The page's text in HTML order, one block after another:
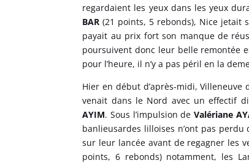
regardaient les yeux dans les yeux
BAR (21 points, 5 rebonds), Nice jetait
payait au prix fort son manque de
poursuivent donc leur belle remontée
pour l’heure, il n’y a pas péril en la
Hier en début d’après-midi, Villeneuve
venait dans le Nord avec un effectif
AYIM. Sous l’impulsion de Valériane
banlieusardes lilloises n’ont pas perdu
sur leur lancée avant de regagner les
points, 6 rebonds) notamment, les